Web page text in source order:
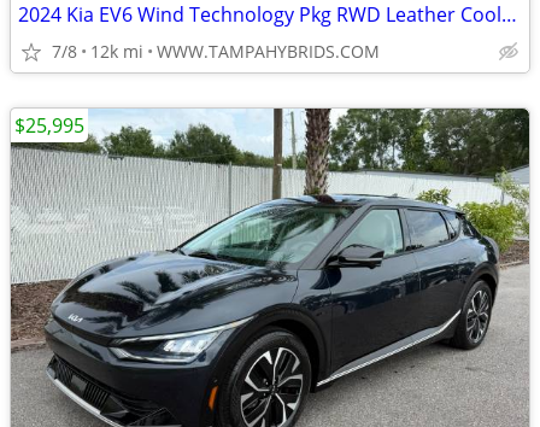
2024 Kia EV6 Wind Technology Pkg RWD Leather Cooled Seats CarPlay 11K
7/8 12k mi WWW.TAMPAHYBRIDS.COM
$25,995